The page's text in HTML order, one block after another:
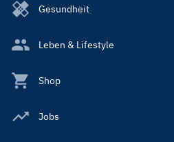
Gesundheit
Leben & Lifestyle
Shop
Jobs